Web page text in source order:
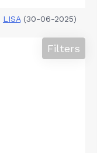
LISA(30-06-2025)
Filters